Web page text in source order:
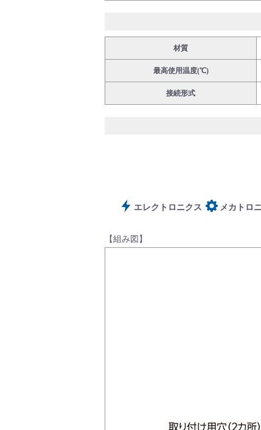
製品カタログダウンロード
よくあるご質問(FAQ)・用語集
材質
最高使用温度(℃)
接続形式
エレクトロニクス メカトロ
【組み図】